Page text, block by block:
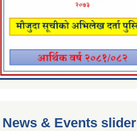
News & Events slider